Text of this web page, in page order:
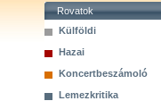
Rovatok
Külföldi
Hazai
Koncertbeszámoló
Lemezkritika